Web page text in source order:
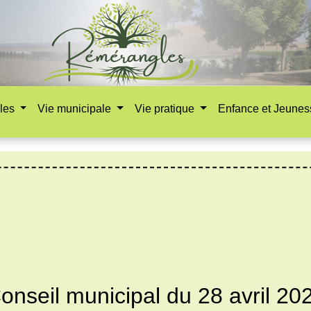
Vie municipale Vie pratique Enfance et
municipal du 28 avril